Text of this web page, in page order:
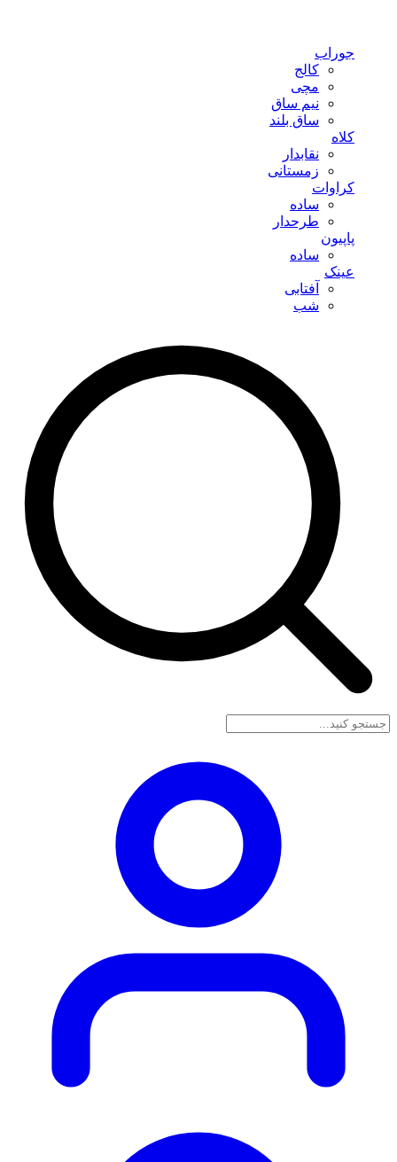
جوراب
کالج
مچی
نیم ساق
ساق بلند
کلاه
نقابدار
زمستانی
کراوات
ساده
طرحدار
پاپیون
ساده
عینک
آفتابی
شب